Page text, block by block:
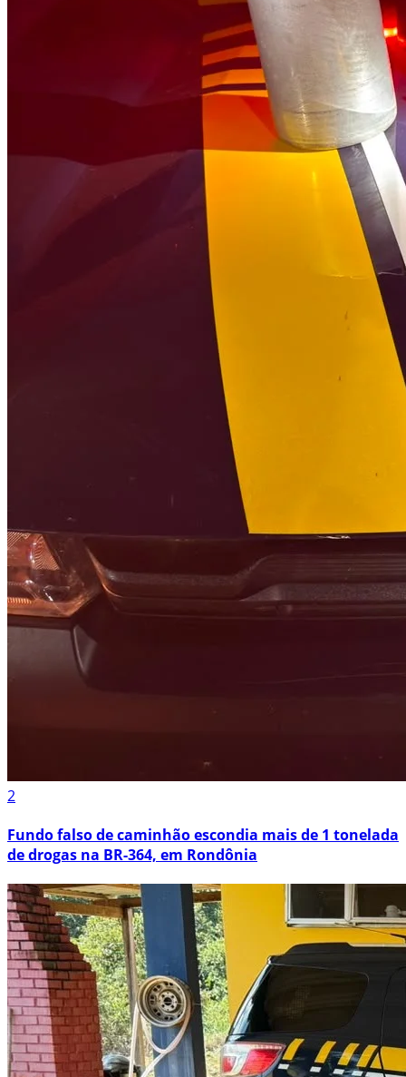
2
Fundo falso de caminhão escondia mais de 1 tonelada
de drogas na BR-364, em Rondônia